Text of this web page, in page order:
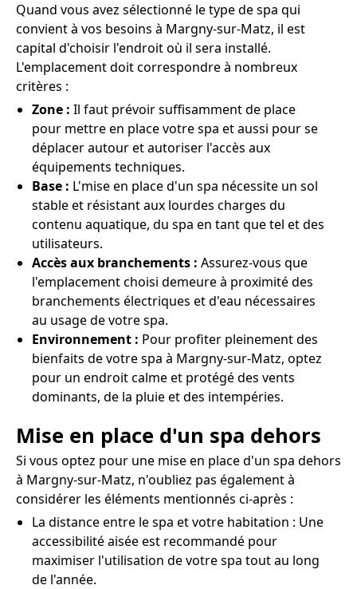
Quand vous avez sélectionné le type de spa qui
convient à vos besoins à Margny-sur-Matz, il est
capital d'choisir l'endroit où il sera installé.
L'emplacement doit correspondre à nombreux
critères :
Zone : Il faut prévoir suffisamment de place
pour mettre en place votre spa et aussi pour se
déplacer autour et autoriser l'accès aux
équipements techniques.
Base : L'mise en place d'un spa nécessite un sol
stable et résistant aux lourdes charges du
contenu aquatique, du spa en tant que tel et des
utilisateurs.
Accès aux branchements : Assurez-vous que
l'emplacement choisi demeure à proximité des
branchements électriques et d'eau nécessaires
au usage de votre spa.
Environnement : Pour profiter pleinement des
bienfaits de votre spa à Margny-sur-Matz, optez
pour un endroit calme et protégé des vents
dominants, de la pluie et des intempéries.
Mise en place d'un spa dehors
Si vous optez pour une mise en place d'un spa dehors
à Margny-sur-Matz, n'oubliez pas également à
considérer les éléments mentionnés ci-après :
La distance entre le spa et votre habitation : Une
accessibilité aisée est recommandé pour
maximiser l'utilisation de votre spa tout au long
de l'année.